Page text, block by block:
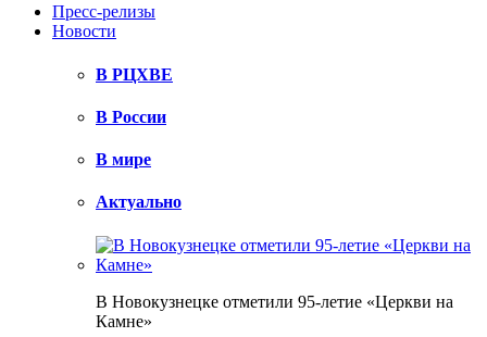
Пресс-релизы
Новости
В РЦХВЕ
В России
В мире
Актуально
В Новокузнецке отметили 95-летие «Церкви на
Камне»